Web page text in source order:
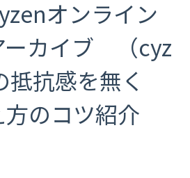
オンライン
カイブ （cyz
抗感を無く
のコツ紹介